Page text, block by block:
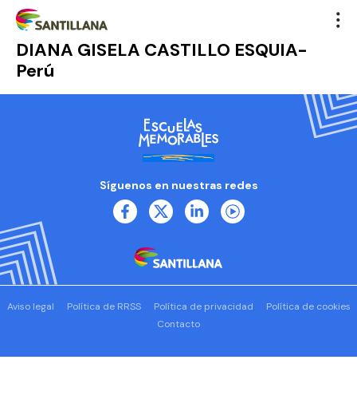
DIANA GISELA CASTILLO ESQUIA-
Perú
Síguenos en nuestras redes
Aviso legal Política de RRSS Política de privacidad
Política de cookies
Contacto